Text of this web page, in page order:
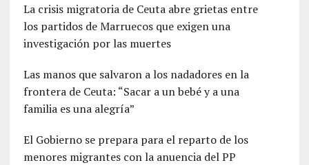
La crisis migratoria de Ceuta abre grietas entre
los partidos de Marruecos que exigen una
investigación por las muertes
Las manos que salvaron a los nadadores en la
frontera de Ceuta: “Sacar a un bebé y a una
familia es una alegría”
El Gobierno se prepara para el reparto de los
menores migrantes con la anuencia del PP